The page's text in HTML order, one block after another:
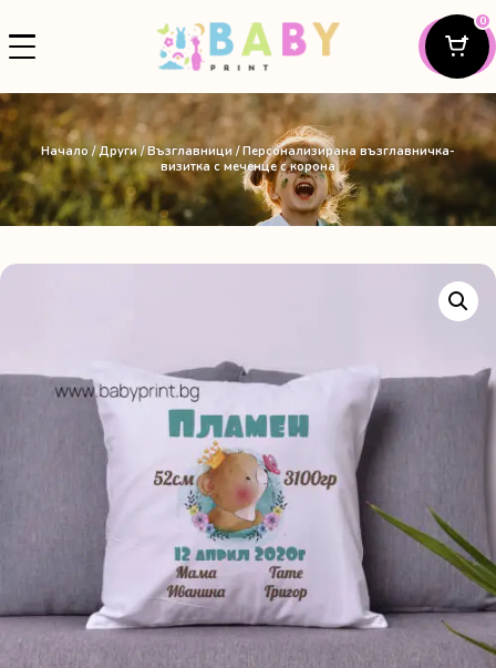
0
Начало /Други/Възглавници / Персонализирана възглавничка-
визитка с меченце с корона